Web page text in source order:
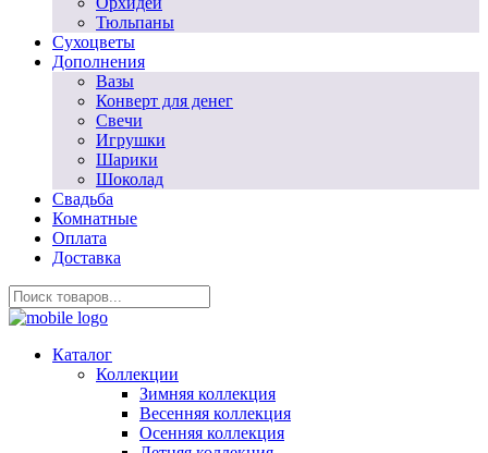
Тюльпаны
Сухоцветы
Дополнения
Вазы
Конверт для денег
Свечи
Игрушки
Шарики
Шоколад
Свадьба
Комнатные
Оплата
Доставка
Каталог
Коллекции
Зимняя коллекция
Весенняя коллекция
Осенняя коллекция